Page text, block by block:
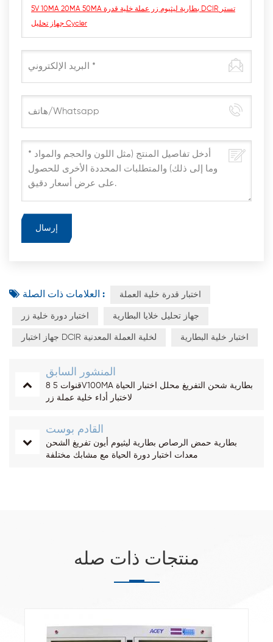
5V 10MA 20MA 50MA بطارية ليثيوم زر عملة خلية قدرة DCIR تستر
جهاز تحليل Cycler
العلامات ذات الصلة : اختبار قدرة خلية العملة
اختبار دورة خلية زر جهاز تحليل خلايا البطارية
جهاز اختبار DCIR لخلية العملة المعدنية اختبار خلية البطارية
المنشور السابق
8 قنوات 5V100MA بطارية شحن التفريغ محلل اختبار الحياة
لاختبار أداء خلية عملة زر
القادم بوست
بطارية حمض الرصاص بطارية ليثيوم أيون تفريغ الشحن
معدات اختبار دورة الحياة مع مشابك مختلفة
منتجات ذات صله